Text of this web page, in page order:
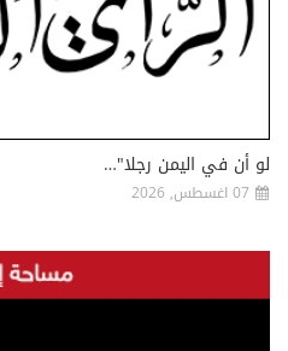
لو أن في اليمن رجلا"…
07 اغسطس, 2026